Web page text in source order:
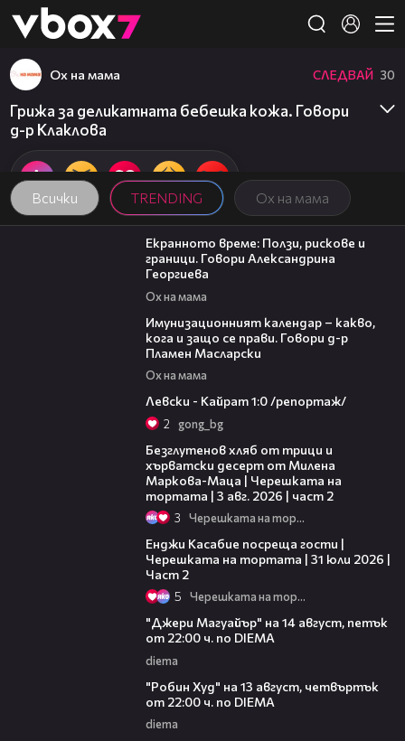
👾
Всички TRENDING Ох на мама
Ох на мама СЛЕДВАЙ 30
Грижа за деликатната бебешка кожа. Говори
д-р Клаклова
22:19
Екранното време: Ползи, рискове и
граници. Говори Александрина
Георгиева
Ох на мама
Имунизационният календар – какво,
кога и защо се прави. Говори д-р
Пламен Масларски
Ох на мама
Левски - Кайрат 1:0 /репортаж/
2 gong_bg
Безглутенов хляб от трици и
хърватски десерт от Милена
Маркова-Маца | Черешката на
тортата | 3 авг. 2026 | част 2
3 Черешката на тортата
Енджи Касабие посреща гости |
Черешката на тортата | 31 юли 2026 |
Част 2
5 Черешката на тортата
"Джери Магуайър" на 14 август, петък
от 22:00 ч. по DIEMA
diema
"Робин Худ" на 13 август, четвъртък
от 22:00 ч. по DIEMA
diema